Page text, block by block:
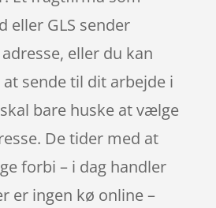
eller GLS sender
eller du kan
sende til dit arbejde i
bare huske at vælge
De tider med at
forbi – i dag handler
er ingen kø online –